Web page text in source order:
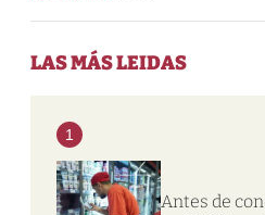
LAS MÁS LEIDAS
1
Antes de